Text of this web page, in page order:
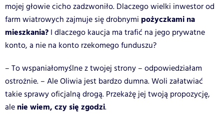
mojej głowie cicho zadzwoniło. Dlaczego wielki inwestor od
farm wiatrowych zajmuje się drobnymi pożyczkami na
mieszkania? I dlaczego kaucja ma trafić na jego prywatne
konto, a nie na konto rzekomego funduszu?
– To wspaniałomyślne z twojej strony – odpowiedziałam
ostrożnie. – Ale Oliwia jest bardzo dumna. Woli załatwiać
takie sprawy oficjalną drogą. Przekażę jej twoją propozycję,
ale nie wiem, czy się zgodzi.